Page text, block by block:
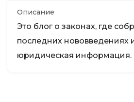
Описание
Это блог о законах, где
последних нововведениях
юридическая информация.